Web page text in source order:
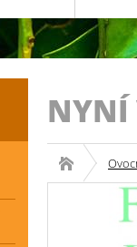
NYNÍ